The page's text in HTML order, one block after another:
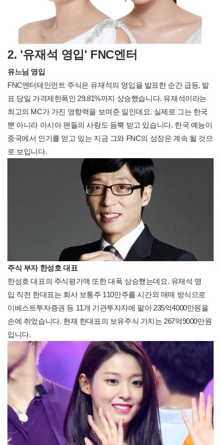
2. '유재석 영입' FNC엔터
유느님 영입
FNC엔터테인먼트 주식은 유재석의 영입을 발표한 순간 급등, 발
표 당일 가격제한폭인 29.81%까지 상승했습니다. 유재석이라는
최고의 MC가 가진 영향력을 보여준 일인데요. 실제로 그는 한국
뿐 아니라 아시아 팬들의 사랑도 듬뿍 받고 있습니다. 한국 예능이
중국에서 인기를 얻고 있는 지금 그와 FNC의 성장은 계속 될 것으
로 보입니다.
주식 부자 한성호 대표
한성호 대표의 주식평가액 또한 대폭 상승했는데요. 유재석 영
입 직전 한대표는 회사 보통주 110만주를 시간외 매매 방식으로
이베스트투자증권 등 11개 기관투자자에 팔아 235억4000만원을
손에 쥐었습니다. 현재 한대표의 보유주식 가치는 267억9000만원
입니다.